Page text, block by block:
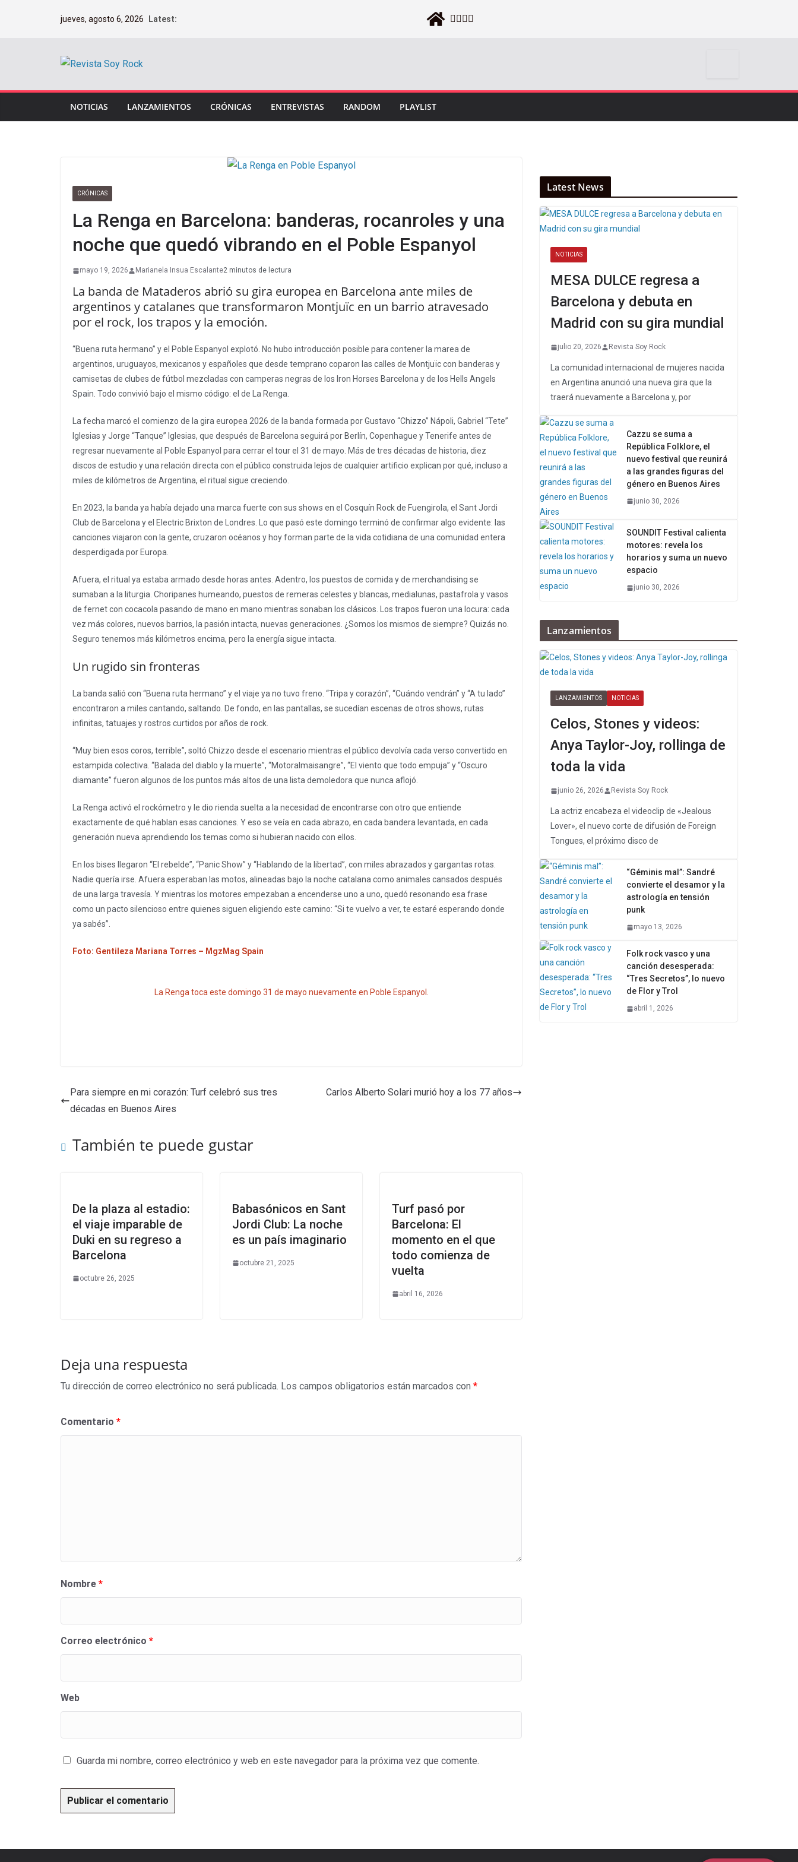
jueves, agosto 6, 2026 Latest:
NOTICIAS LANZAMIENTOS CRÓNICAS ENTREVISTAS RANDOM PLAYLIST
CRÓNICAS
La Renga en Barcelona: banderas, rocanroles y una
noche que quedó vibrando en el Poble Espanyol
mayo 19, 2026 Marianela Insua Escalante2 minutos de lectura
La banda de Mataderos abrió su gira europea en Barcelona ante miles de
argentinos y catalanes que transformaron Montjuïc en un barrio atravesado
por el rock, los trapos y la emoción.
“Buena ruta hermano” y el Poble Espanyol explotó. No hubo introducción posible para contener la marea de
argentinos, uruguayos, mexicanos y españoles que desde temprano coparon las calles de Montjuïc con banderas y
camisetas de clubes de fútbol mezcladas con camperas negras de los Iron Horses Barcelona y de los Hells Angels
Spain. Todo convivió bajo el mismo código: el de La Renga.
La fecha marcó el comienzo de la gira europea 2026 de la banda formada por Gustavo “Chizzo” Nápoli, Gabriel “Tete”
Iglesias y Jorge “Tanque” Iglesias, que después de Barcelona seguirá por Berlín, Copenhague y Tenerife antes de
regresar nuevamente al Poble Espanyol para cerrar el tour el 31 de mayo. Más de tres décadas de historia, diez
discos de estudio y una relación directa con el público construida lejos de cualquier artificio explican por qué, incluso a
miles de kilómetros de Argentina, el ritual sigue creciendo.
En 2023, la banda ya había dejado una marca fuerte con sus shows en el Cosquín Rock de Fuengirola, el Sant Jordi
Club de Barcelona y el Electric Brixton de Londres. Lo que pasó este domingo terminó de confirmar algo evidente: las
canciones viajaron con la gente, cruzaron océanos y hoy forman parte de la vida cotidiana de una comunidad entera
desperdigada por Europa.
Afuera, el ritual ya estaba armado desde horas antes. Adentro, los puestos de comida y de merchandising se
sumaban a la liturgia. Choripanes humeando, puestos de remeras celestes y blancas, medialunas, pastafrola y vasos
de fernet con cocacola pasando de mano en mano mientras sonaban los clásicos. Los trapos fueron una locura: cada
vez más colores, nuevos barrios, la pasión intacta, nuevas generaciones. ¿Somos los mismos de siempre? Quizás no.
Seguro tenemos más kilómetros encima, pero la energía sigue intacta.
Un rugido sin fronteras
La banda salió con “Buena ruta hermano” y el viaje ya no tuvo freno. “Tripa y corazón”, “Cuándo vendrán” y “A tu lado”
encontraron a miles cantando, saltando. De fondo, en las pantallas, se sucedían escenas de otros shows, rutas
infinitas, tatuajes y rostros curtidos por años de rock.
“Muy bien esos coros, terrible”, soltó Chizzo desde el escenario mientras el público devolvía cada verso convertido en
estampida colectiva. “Balada del diablo y la muerte”, “Motoralmaisangre”, “El viento que todo empuja” y “Oscuro
diamante” fueron algunos de los puntos más altos de una lista demoledora que nunca aflojó.
La Renga activó el rockómetro y le dio rienda suelta a la necesidad de encontrarse con otro que entiende
exactamente de qué hablan esas canciones. Y eso se veía en cada abrazo, en cada bandera levantada, en cada
generación nueva aprendiendo los temas como si hubieran nacido con ellos.
En los bises llegaron “El rebelde”, “Panic Show” y “Hablando de la libertad”, con miles abrazados y gargantas rotas.
Nadie quería irse. Afuera esperaban las motos, alineadas bajo la noche catalana como animales cansados después
de una larga travesía. Y mientras los motores empezaban a encenderse uno a uno, quedó resonando esa frase
como un pacto silencioso entre quienes siguen eligiendo este camino: “Si te vuelvo a ver, te estaré esperando donde
ya sabés”.
Foto: Gentileza Mariana Torres – MgzMag Spain
La Renga toca este domingo 31 de mayo nuevamente en Poble Espanyol.
Para siempre en mi corazón: Turf celebró sus tres
décadas en Buenos Aires
Carlos Alberto Solari murió hoy a los 77 años
También te puede gustar
De la plaza al estadio:
el viaje imparable de
Duki en su regreso a
Barcelona
octubre 26, 2025
Babasónicos en Sant
Jordi Club: La noche
es un país imaginario
octubre 21, 2025
Turf pasó por
Barcelona: El
momento en el que
todo comienza de
vuelta
abril 16, 2026
Deja una respuesta
Tu dirección de correo electrónico no será publicada. Los campos obligatorios están marcados con *
Comentario *
Nombre *
Correo electrónico *
Web
Guarda mi nombre, correo electrónico y web en este navegador para la próxima vez que comente.
Latest News
NOTICIAS
MESA DULCE regresa a
Barcelona y debuta en
Madrid con su gira mundial
julio 20, 2026 Revista Soy Rock
La comunidad internacional de mujeres nacida
en Argentina anunció una nueva gira que la
traerá nuevamente a Barcelona y, por
Cazzu se suma a
República Folklore, el
nuevo festival que reunirá
a las grandes figuras del
género en Buenos Aires
junio 30, 2026
SOUNDIT Festival calienta
motores: revela los
horarios y suma un nuevo
espacio
junio 30, 2026
Lanzamientos
LANZAMIENTOS NOTICIAS
Celos, Stones y videos:
Anya Taylor-Joy, rollinga de
toda la vida
junio 26, 2026 Revista Soy Rock
La actriz encabeza el videoclip de «Jealous
Lover», el nuevo corte de difusión de Foreign
Tongues, el próximo disco de
“Géminis mal”: Sandré
convierte el desamor y la
astrología en tensión
punk
mayo 13, 2026
Folk rock vasco y una
canción desesperada:
“Tres Secretos”, lo nuevo
de Flor y Trol
abril 1, 2026